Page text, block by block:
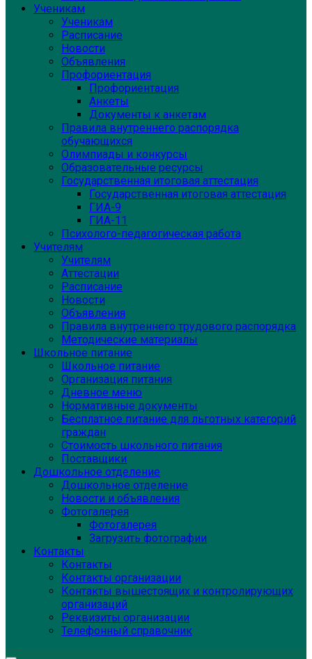
Ученикам
Ученикам
Расписание
Новости
Объявления
Профориентация
Профориентация
Анкеты
Документы к анкетам
Правила внутреннего распорядка
обучающихся
Олимпиады и конкурсы
Образовательные ресурсы
Государственная итоговая аттестация
Государственная итоговая аттестация
ГИА-9
ГИА-11
Психолого-педагогическая работа
Учителям
Учителям
Аттестации
Расписание
Новости
Объявления
Правила внутреннего трудового распорядка
Методические материалы
Школьное питание
Школьное питание
Организация питания
Дневное меню
Нормативные документы
Бесплатное питание для льготных категорий
граждан
Стоимость школьного питания
Поставщики
Дошкольное отделение
Дошкольное отделение
Новости и объявления
Фотогалерея
Фотогалерея
Загрузить фотографии
Контакты
Контакты
Контакты организации
Контакты вышестоящих и контролирующих
организаций
Реквизиты организации
Телефонный справочник